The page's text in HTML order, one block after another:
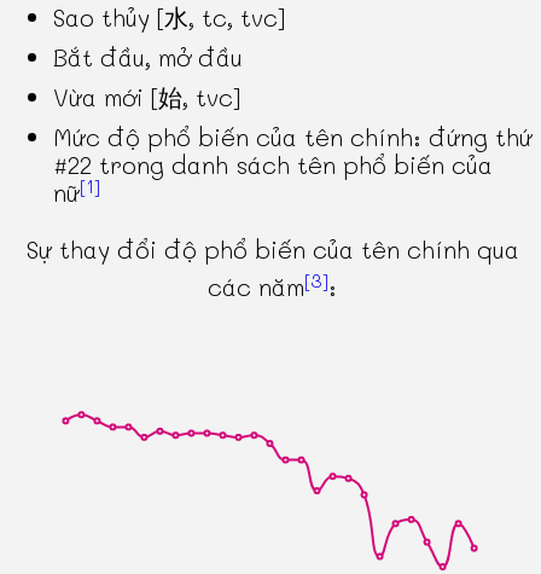
Sao thủy [水, tc, tvc]
Bắt đầu, mở đầu
Vừa mới [始, tvc]
Mức độ phổ biến của tên chính: đứng thứ
#22 trong danh sách tên phổ biến của
nữ[1]
Sự thay đổi độ phổ biến của tên chính qua
các năm[3]: